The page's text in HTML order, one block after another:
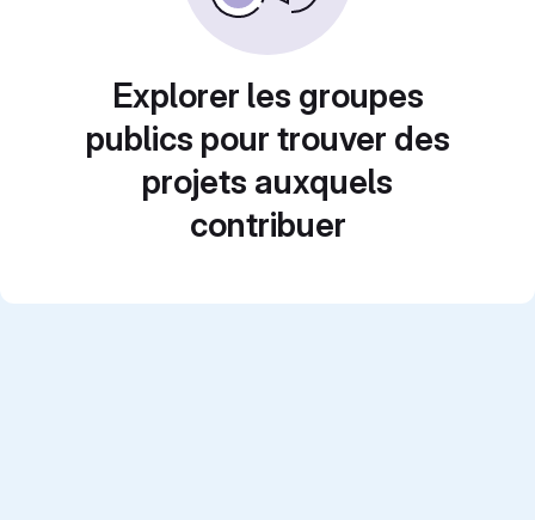
Explorer les groupes
publics pour trouver des
projets auxquels
contribuer